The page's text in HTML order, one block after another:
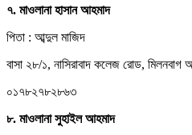
৭. মাওলানা হাসান আহমাদ
পিতা : আব্দুল মাজিদ
বাসা ২৮/১, নাসিরাবাদ কলেজ রোড, মিলনবাগ
০১৭৮২৭৮২৮৬৩
৮. মাওলানা সুহাইল আহমাদ